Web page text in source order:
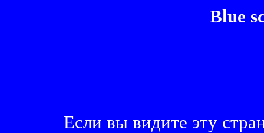
Blue
Если вы видите эту